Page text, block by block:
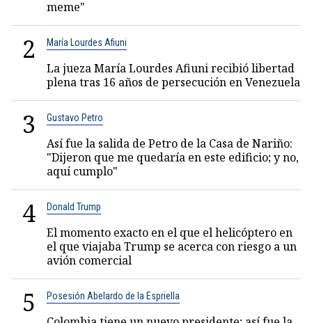
meme"
2 María Lourdes Afiuni
La jueza María Lourdes Afiuni recibió libertad
plena tras 16 años de persecución en Venezuela
3 Gustavo Petro
Así fue la salida de Petro de la Casa de Nariño:
"Dijeron que me quedaría en este edificio; y no,
aquí cumplo"
4 Donald Trump
El momento exacto en el que el helicóptero en
el que viajaba Trump se acerca con riesgo a un
avión comercial
5 Posesión Abelardo de la Espriella